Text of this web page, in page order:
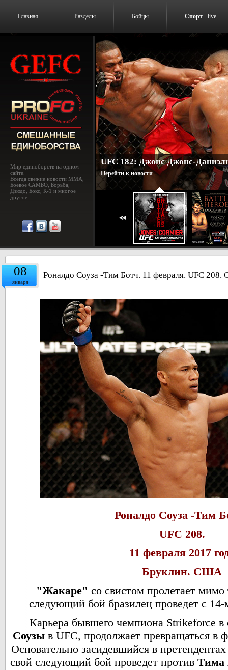
Главная Разделы Бойцы Спорт - live
Мир единоборств на одном
сайте.
Всегда свежие новости MMA,
Боевое САМБО, Борьба,
Дзюдо, Бокс, К-1 и многое
другое.
UFC 182: Джонс Джонс-
Перейти к новости.
08
января
Роналдо Соуза -Тим Ботч. 11 февраля. UFC
Роналдо Соуза -Тим
UFC 208.
11 февраля 2017
Бруклин. США
"Жакаре" со свистом пролетает мимо
следующий бой бразилец проведет с
Карьера бывшего чемпиона Strikeforce в
Соузы в UFC, продолжает превращаться в
Основательно засидевшийся в
свой следующий бой проведет против Тима